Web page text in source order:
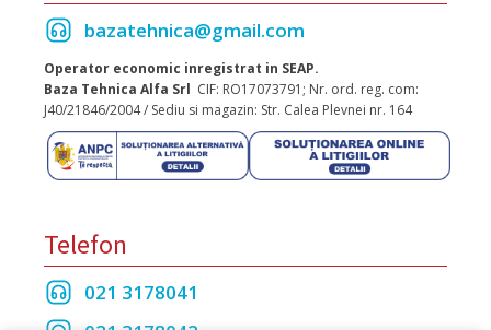
bazatehnica@gmail.com
Operator economic inregistrat in SEAP.
Baza Tehnica Alfa Srl CIF: RO17073791; Nr. ord. reg. com:
J40/21846/2004 / Sediu si magazin: Str. Calea Plevnei nr. 164
Telefon
021 3178041